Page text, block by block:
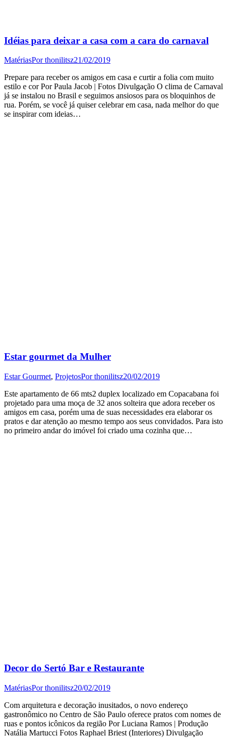
Idéias para deixar a casa com a cara do carnaval
MatériasPorthonilitsz21/02/2019
Prepare para receber os amigos em casa e curtir a folia com muito
estilo e cor Por Paula Jacob | Fotos Divulgação O clima de Carnaval
já se instalou no Brasil e seguimos ansiosos para os bloquinhos de
rua. Porém, se você já quiser celebrar em casa, nada melhor do que
se inspirar com ideias…
Estar gourmet da Mulher
Estar Gourmet, ProjetosPorthonilitsz20/02/2019
Este apartamento de 66 mts2 duplex localizado em Copacabana foi
projetado para uma moça de 32 anos solteira que adora receber os
amigos em casa, porém uma de suas necessidades era elaborar os
pratos e dar atenção ao mesmo tempo aos seus convidados. Para isto
no primeiro andar do imóvel foi criado uma cozinha que…
Decor do Sertó Bar e Restaurante
MatériasPorthonilitsz20/02/2019
Com arquitetura e decoração inusitados, o novo endereço
gastronômico no Centro de São Paulo oferece pratos com nomes de
ruas e pontos icônicos da região Por Luciana Ramos | Produção
Natália Martucci Fotos Raphael Briest (Interiores) Divulgação